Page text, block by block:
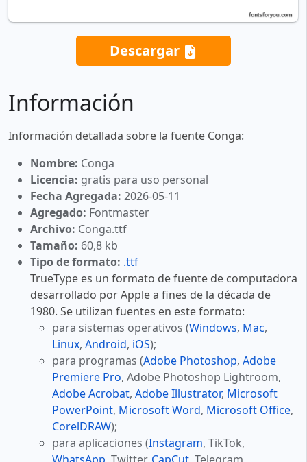
Descargar
Información
Información detallada sobre la fuente Conga:
Nombre: Conga
Licencia: gratis para uso personal
Fecha Agregada: 2026-05-11
Agregado: Fontmaster
Archivo: Conga.ttf
Tamaño: 60,8 kb
Tipo de formato: .ttf
TrueType es un formato de fuente de computadora
desarrollado por Apple a fines de la década de
1980. Se utilizan fuentes en este formato:
para sistemas operativos (Windows, Mac,
Linux, Android, iOS);
para programas (Adobe Photoshop, Adobe
Premiere Pro, Adobe Photoshop Lightroom,
Adobe Acrobat, Adobe Illustrator, Microsoft
PowerPoint, Microsoft Word, Microsoft Office,
CorelDRAW);
para aplicaciones (Instagram, TikTok,